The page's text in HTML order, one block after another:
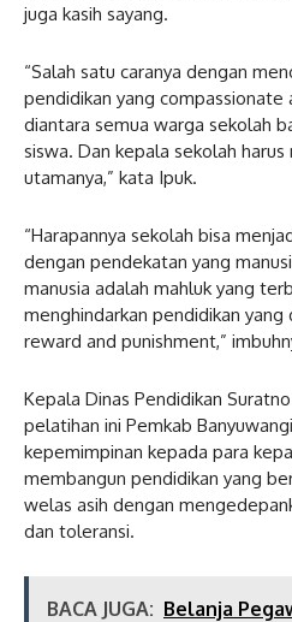
juga kasih sayang.
“Salah satu caranya dengan
pendidikan yang compassionate
diantara semua warga sekolah
siswa. Dan kepala sekolah
utamanya,” kata Ipuk.
“Harapannya sekolah bisa
dengan pendekatan yang
manusia adalah mahluk yang
menghindarkan pendidikan yang
reward and punishment,”
Kepala Dinas Pendidikan
pelatihan ini Pemkab
kepemimpinan kepada para
membangun pendidikan yang
welas asih dengan
dan toleransi.
BACA JUGA: Belanja